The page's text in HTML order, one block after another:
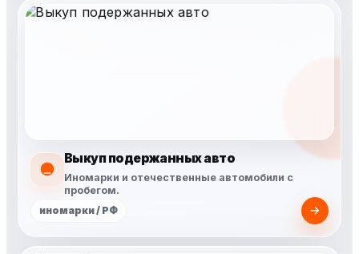
Выкуп подержанных авто
Иномарки и отечественные автомобили с
пробегом.
иномарки / РФ